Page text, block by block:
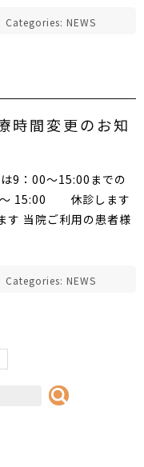
Categories: NEWS
時間変更のお知
9：00～15:00までの
～ 15:00 休診します
当院ご利用の患者様
Categories: NEWS